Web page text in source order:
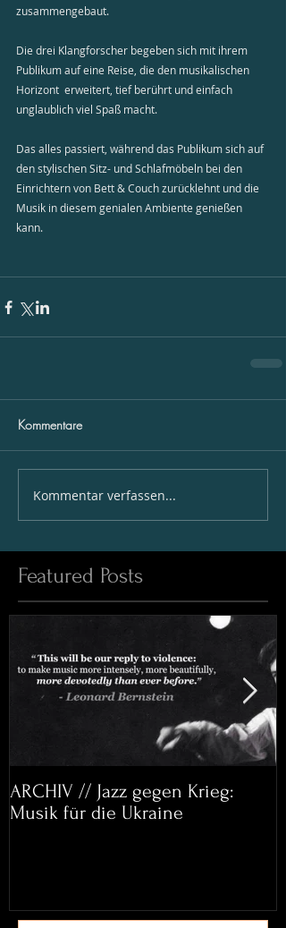
zusammengebaut.
Die drei Klangforscher begeben sich mit ihrem
Publikum auf eine Reise, die den musikalischen
Horizont  erweitert, tief berührt und einfach
unglaublich viel Spaß macht.
Das alles passiert, während das Publikum sich auf
den stylischen Sitz- und Schlafmöbeln bei den
Einrichtern von Bett & Couch zurücklehnt und die
Musik in diesem genialen Ambiente genießen
kann.
Kommentare
Kommentar verfassen...
Featured Posts
ARCHIV // Jazz gegen Krieg:
Musik für die Ukraine